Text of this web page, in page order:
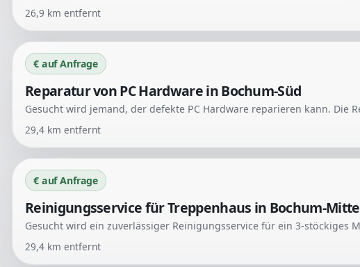
26,9 km entfernt
€ auf Anfrage
Reparatur von PC Hardware in Bochum-Süd
29,4 km entfernt
€ auf Anfrage
Reinigungsservice für Treppenhaus in Bochum-Mitte
29,4 km entfernt